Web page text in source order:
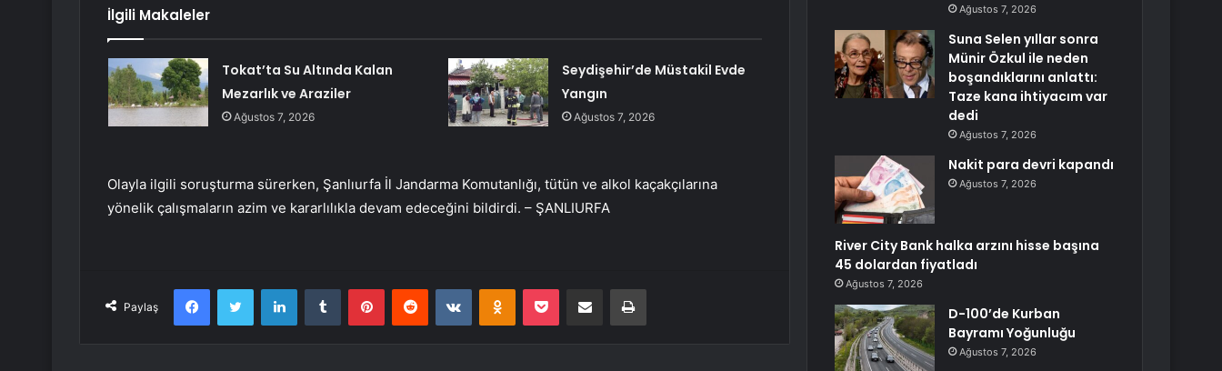
İlgili Makaleler
Tokat’ta Su Altında Kalan
Mezarlık ve Araziler
Ağustos 7, 2026
Seydişehir’de Müstakil Evde
Yangın
Ağustos 7, 2026
Olayla ilgili soruşturma sürerken, Şanlıurfa İl Jandarma Komutanlığı, tütün ve alkol kaçakçılarına
yönelik çalışmaların azim ve kararlılıkla devam edeceğini bildirdi. – ŞANLIURFA
Paylaş
FacebookTwitter LinkedInTumblr PinterestReddit VKontakteOdnoklassniki
Pocket E-Posta ile paylaş Yazdır
Ağustos 7, 2026
Suna Selen yıllar sonra
Münir Özkul ile neden
boşandıklarını anlattı:
Taze kana ihtiyacım var
dedi
Ağustos 7, 2026
Nakit para devri kapandı
Ağustos 7, 2026
River City Bank halka arzını hisse başına
45 dolardan fiyatladı
Ağustos 7, 2026
D-100’de Kurban
Bayramı Yoğunluğu
Ağustos 7, 2026